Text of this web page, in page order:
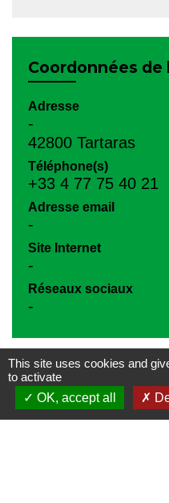
Coordonnées
Adresse
-
42800 Tartaras
Téléphone(s)
+33 4 77 75 40 21
Adresse email
-
Site Internet
-
Réseaux sociaux
-
This site uses cookies and
to activate
OK, accept all